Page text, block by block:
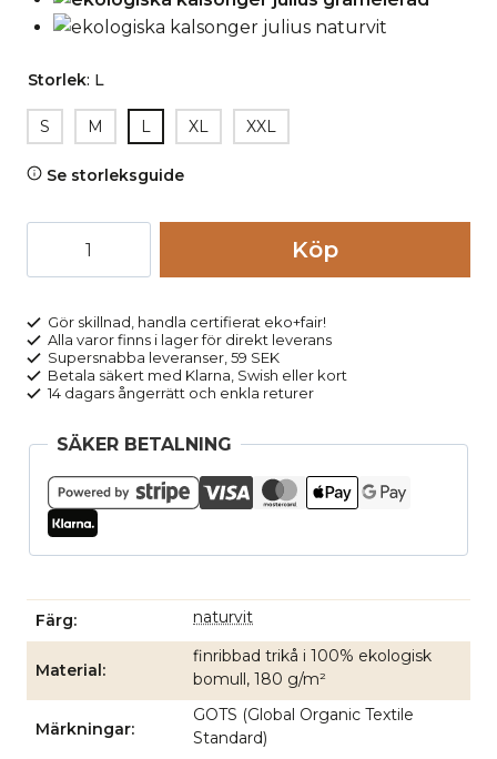
Storlek: L
S M L XL XXL
Se storleksguide
naturvit
mängd
Köp
Gör skillnad, handla certifierat eko+fair!
Alla varor finns i lager för direkt leverans
Supersnabba leveranser, 59 SEK
Betala säkert med Klarna, Swish eller kort
14 dagars ångerrätt och enkla returer
SÄKER BETALNING
Färg naturvit
Material
finribbad trikå i 100% ekologisk
bomull, 180 g/m²
Märkningar
GOTS (Global Organic Textile
Standard)